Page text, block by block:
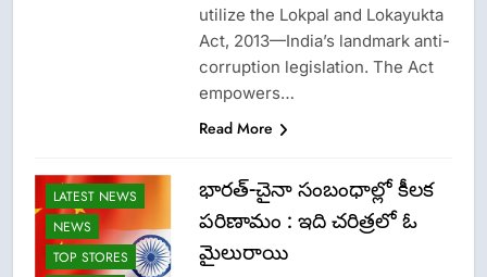
utilize the Lokpal and Lokayukta
Act, 2013—India’s landmark anti-
corruption legislation. The Act
empowers…
Read More
LATEST NEWS
NEWS
TOP STORES
భారత్-చైనా సంబంధాల్లో కీలక
పరిణామం : ఇది చరిత్రలో ఓ
మైలురాయి